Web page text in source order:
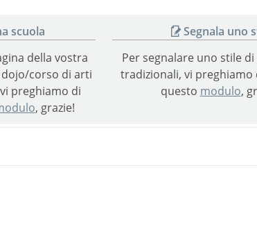
scuola
della vostra
corso di arti
preghiamo di
, grazie!
Segnala uno
Per segnalare uno stile
tradizionali, vi preghiamo
questo modulo,